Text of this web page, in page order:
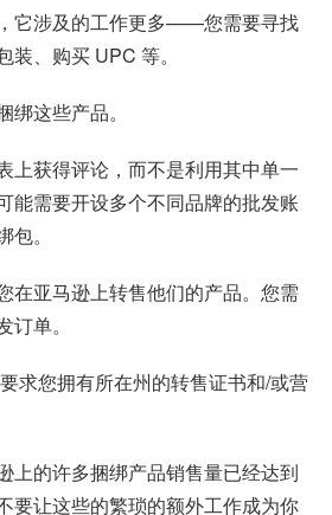
它涉及的工作更多——您需要寻找
、购买 UPC 等。
这些产品。
上获得评论，而不是利用其中单一
能需要开设多个不同品牌的批发账
。
在亚马逊上转售他们的产品。您需
单。
求您拥有所在州的转售证书和/或营
上的许多捆绑产品销售量已经达到
要让这些的繁琐的额外工作成为你